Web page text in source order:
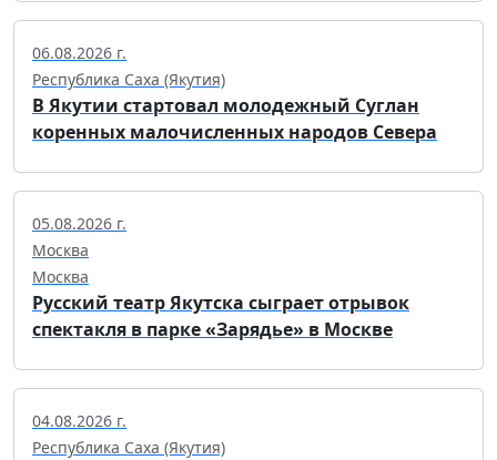
06.08.2026 г.
Республика Саха (Якутия)
В Якутии стартовал молодежный Суглан
коренных малочисленных народов Севера
05.08.2026 г.
Москва
Москва
Русский театр Якутска сыграет отрывок
спектакля в парке «Зарядье» в Москве
04.08.2026 г.
Республика Саха (Якутия)